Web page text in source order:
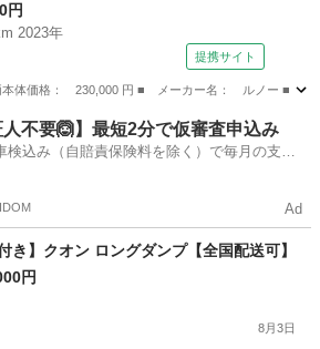
円
2023年
提携サイト
体価格： 230,000 円 ■ メーカー名： ルノー ■
人不要🙆】最短2分で仮審査申込み
検込み（自賠責保険料を除く）で毎月の支払
Ad
き】クオン ロングダンプ【全国配送可】
円
8月3日